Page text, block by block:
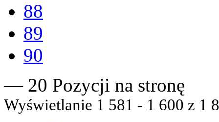
88
89
90
— 20 Pozycji na stronę
Wyświetlanie 1 581 - 1 600 z 1